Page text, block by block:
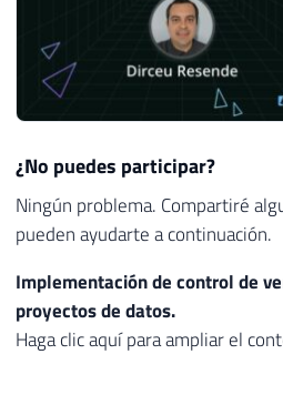
¿No puedes participar?
Ningún problema. Compartiré
pueden ayudarte a continuación.
Implementación de control de
proyectos de datos.
Haga clic aquí para ampliar el